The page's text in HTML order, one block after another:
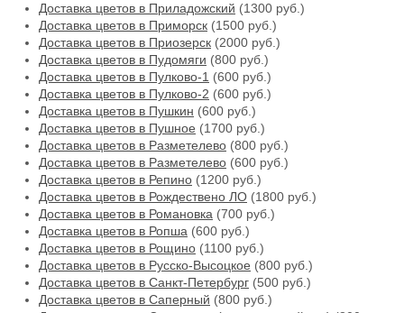
Доставка цветов в Приладожский (1300 руб.)
Доставка цветов в Приморск (1500 руб.)
Доставка цветов в Приозерск (2000 руб.)
Доставка цветов в Пудомяги (800 руб.)
Доставка цветов в Пулково-1 (600 руб.)
Доставка цветов в Пулково-2 (600 руб.)
Доставка цветов в Пушкин (600 руб.)
Доставка цветов в Пушное (1700 руб.)
Доставка цветов в Разметелево (800 руб.)
Доставка цветов в Разметелево (600 руб.)
Доставка цветов в Репино (1200 руб.)
Доставка цветов в Рождествено ЛО (1800 руб.)
Доставка цветов в Романовка (700 руб.)
Доставка цветов в Ропша (600 руб.)
Доставка цветов в Рощино (1100 руб.)
Доставка цветов в Русско-Высоцкое (800 руб.)
Доставка цветов в Санкт-Петербург (500 руб.)
Доставка цветов в Саперный (800 руб.)